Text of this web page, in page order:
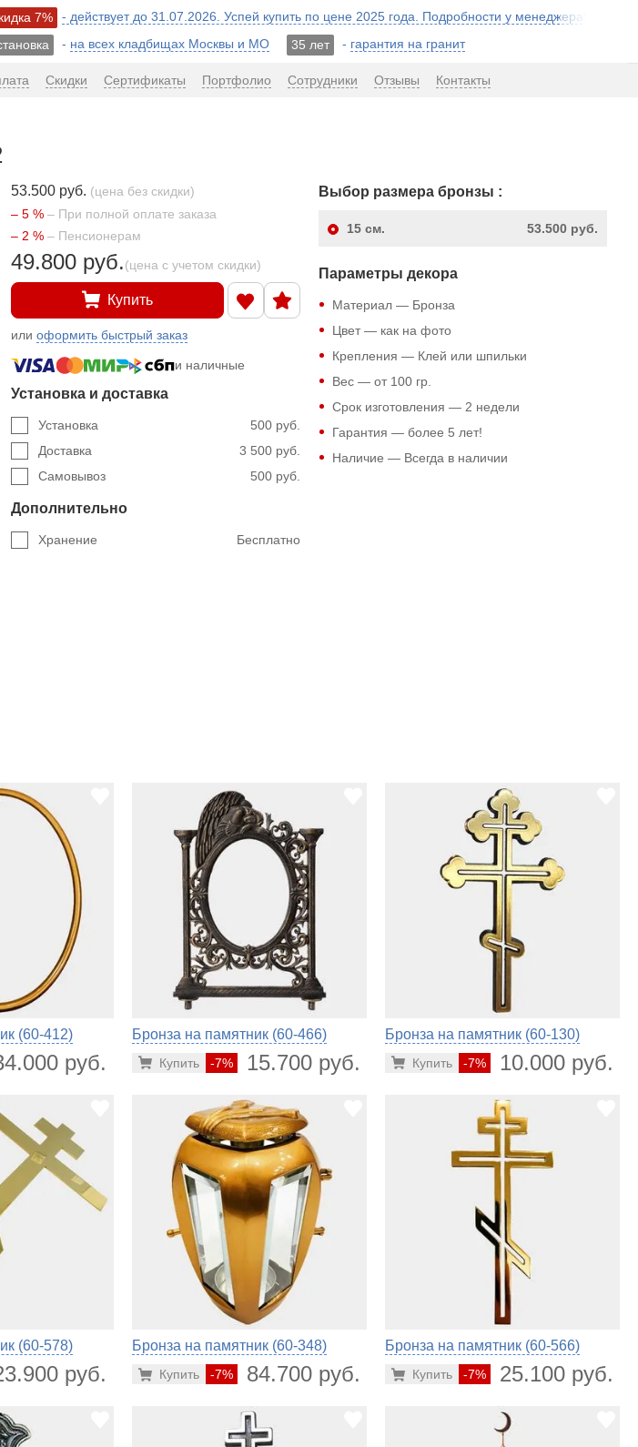
7%
- действует до 31.07.2026. Успей купить по цене 2025 года. Подробности у менеджера!
- на всех кладбищах Москвы и МО 35 лет - гарантия на гранит
Скидки Сертификаты Портфолио Сотрудники Отзывы Контакты
53.500 руб. (цена без скидки)
– 5 % – При полной оплате заказа
– 2 % – Пенсионерам
49.800 руб.(цена с учетом скидки)
Купить
илиоформить быстрый заказ
и наличные
Установка и доставка
500 руб.
Установка
3 500 руб.
Доставка
500 руб.
Самовывоз
Дополнительно
Бесплатно
Хранение
Выбор размера бронзы :
53.500 руб.
15см.
Параметры декора
Материал — Бронза
Цвет — как на фото
Крепления — Клей или шпильки
Вес — от 100 гр.
Срок изготовления — 2 недели
Гарантия — более 5 лет!
Наличие — Всегда в наличии
(60-412)
руб.
Бронза на памятник (60-466)
-7% 15.700 руб.
Купить
Бронза на памятник (60-130)
-7% 10.000 руб.
Купить
(60-578)
руб.
Бронза на памятник (60-348)
-7% 84.700 руб.
Купить
Бронза на памятник (60-566)
-7% 25.100 руб.
Купить